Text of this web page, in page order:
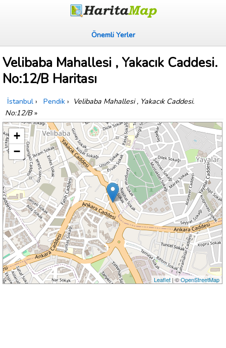
Önemli Yerler
Velibaba Mahallesi , Yakacık Caddesi.
No:12/B Haritası
İstanbul › Pendik › Velibaba Mahallesi , Yakacık Caddesi.
No:12/B»
+
−
Leaflet| ©OpenStreetMap